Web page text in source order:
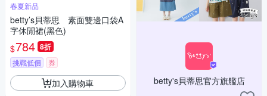
春夏新品
betty’s貝蒂思 素面雙邊口袋A
字休閒裙(黑色)
$784 8折
挑戰低價 券
加入購物車 betty's貝蒂思官方旗艦店